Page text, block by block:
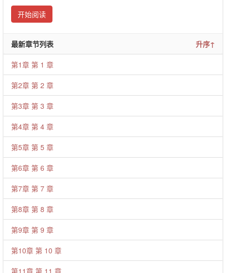
开始阅读
最新章节列表 升序↑
第1章 第 1 章
第2章 第 2 章
第3章 第 3 章
第4章 第 4 章
第5章 第 5 章
第6章 第 6 章
第7章 第 7 章
第8章 第 8 章
第9章 第 9 章
第10章 第 10 章
第11章 第 11 章